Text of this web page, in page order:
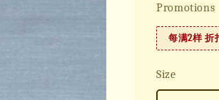
Promotions
每满2样 折
Size